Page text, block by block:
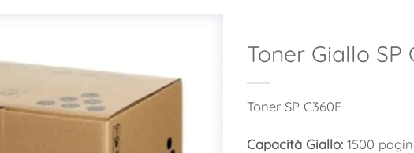
Toner Giallo SP
Toner SP C360E
Capacità Giallo: 1500